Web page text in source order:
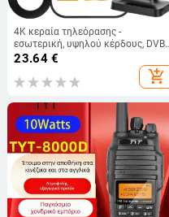
4K κεραία τηλεόρασης -
εσωτερική, υψηλού κέρδους, DVB-
T/ATSC/ISDB-T, εμβέλεια έως 120
23.64€
add_shopping_cart